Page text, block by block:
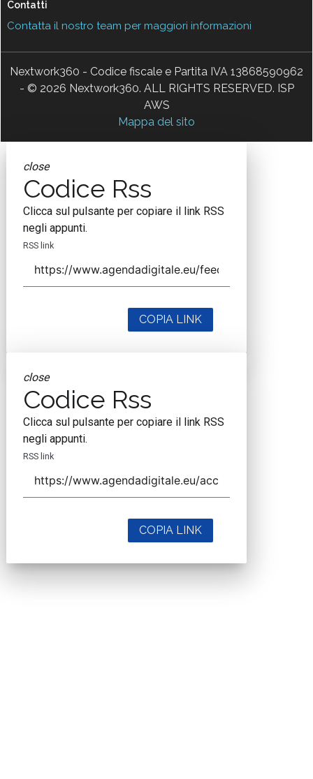
Contatti
Contatta il nostro team per maggiori informazioni
Nextwork360 - Codice fiscale e Partita IVA 13868590962
- © 2026 Nextwork360. ALL RIGHTS RESERVED. ISP
AWS
Mappa del sito
close
Codice Rss
Clicca sul pulsante per copiare il link RSS
negli appunti.
RSS link
COPIA LINK
close
Codice Rss
Clicca sul pulsante per copiare il link RSS
negli appunti.
RSS link
COPIA LINK